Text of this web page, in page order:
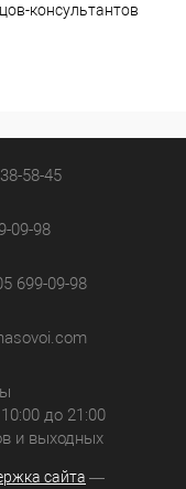
консультантов
58-45
09-98
699-09-98
до 21:00
и выходных
сайта —